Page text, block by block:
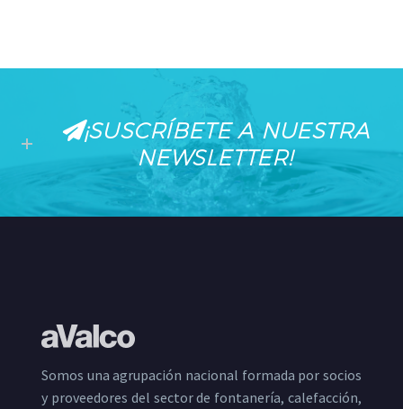
¡SUSCRÍBETE A NUESTRA
NEWSLETTER!
Somos una agrupación nacional formada por socios
y proveedores del sector de fontanería, calefacción,